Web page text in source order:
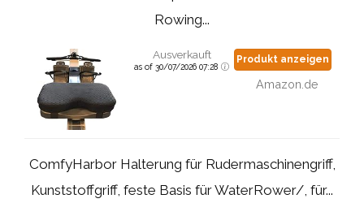
Rowing...
Ausverkauft
as of 30/07/2026 07:28
Produkt anzeigen
Amazon.de
ComfyHarbor Halterung für Rudermaschinengriff,
Kunststoffgriff, feste Basis für WaterRower/, für...